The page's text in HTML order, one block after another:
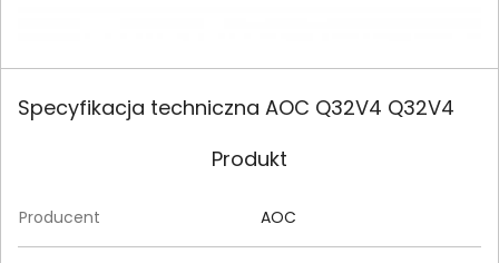
Specyfikacja techniczna AOC Q32V4 Q32V4
Produkt
Producent AOC